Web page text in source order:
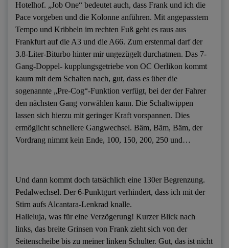
Hotelhof. „Job One“ bedeutet auch, dass Frank und ich die
Pace vorgeben und die Kolonne anführen. Mit angepasstem
Tempo und Kribbeln im rechten Fuß geht es raus aus
Frankfurt auf die A3 und die A66. Zum erstenmal darf der
3.8-Liter-Biturbo hinter mir ungezügelt durchatmen. Das 7-
Gang-Doppel- kupplungsgetriebe von OC Oerlikon kommt
kaum mit dem Schalten nach, gut, dass es über die
sogenannte „Pre-Cog“-Funktion verfügt, bei der der Fahrer
den nächsten Gang vorwählen kann. Die Schaltwippen
lassen sich hierzu mit geringer Kraft vorspannen. Dies
ermöglicht schnellere Gangwechsel. Bäm, Bäm, Bäm, der
Vordrang nimmt kein Ende, 100, 150, 200, 250 und…
Und dann kommt doch tatsächlich eine 130er Begrenzung.
Pedalwechsel. Der 6-Punktgurt verhindert, dass ich mit der
Stirn aufs Alcantara-Lenkrad knalle.
Halleluja, was für eine Verzögerung! Kurzer Blick nach
links, das breite Grinsen von Frank zieht sich von der
Seitenscheibe bis zu meiner linken Schulter. Gut, das ist nicht